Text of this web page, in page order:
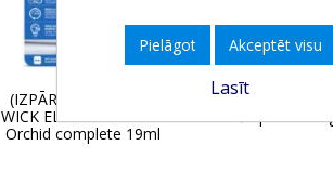
(IZPĀRDOŠANA) AIR
WICK EL Linen & White
Orchid complete 19ml
CILLIT BANG Īpaši
tīroša pasta
Pielāgot Akceptēt visu
Lasīt